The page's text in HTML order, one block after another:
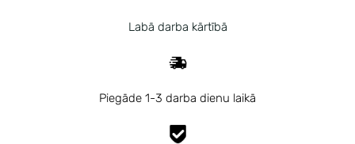
Labā darba kārtībā
Piegāde 1-3 darba dienu laikā